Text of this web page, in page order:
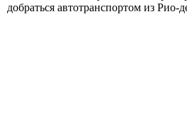
добраться автотранспортом из Рио-